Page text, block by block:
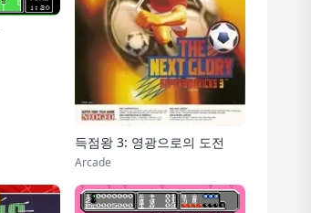
득점왕 3: 영광으로의 도전
Arcade